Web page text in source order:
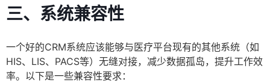
三、系统兼容性
一个好的CRM系统应该能够与医疗平台现有的其他系统（如
HIS、LIS、PACS等）无缝对接，减少数据孤岛，提升工作效
率。以下是一些兼容性要求：